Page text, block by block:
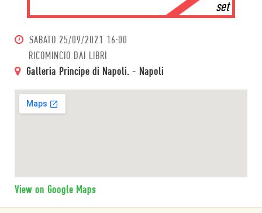
set
SABATO 25/09/2021 16:00
RICOMINCIO DAI LIBRI
Galleria Principe di Napoli. - Napoli
View on Google Maps